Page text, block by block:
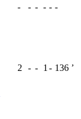
- - - - - -
2 - - 1 - 136 ʼ